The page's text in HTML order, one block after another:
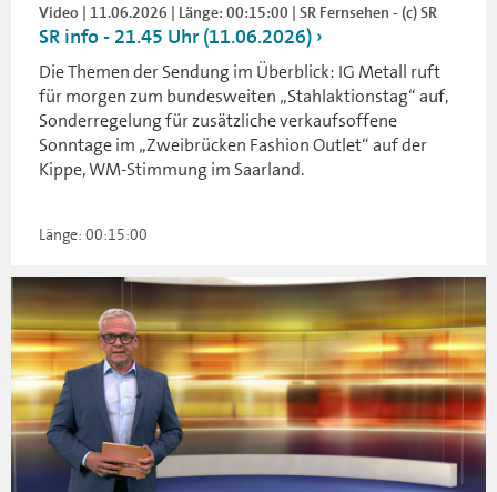
Video | 11.06.2026 | Länge: 00:15:00 | SR Fernsehen - (c) SR
SR info - 21.45 Uhr (11.06.2026)
Die Themen der Sendung im Überblick: IG Metall ruft
für morgen zum bundesweiten „Stahlaktionstag“ auf,
Sonderregelung für zusätzliche verkaufsoffene
Sonntage im „Zweibrücken Fashion Outlet“ auf der
Kippe, WM-Stimmung im Saarland.
Länge: 00:15:00